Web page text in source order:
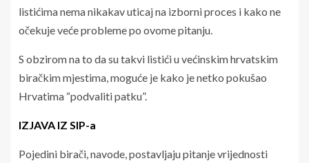
listićima nema nikakav uticaj na izborni proces i kako ne
očekuje veće probleme po ovome pitanju.
S obzirom na to da su takvi listići u većinskim hrvatskim
biračkim mjestima, moguće je kako je netko pokušao
Hrvatima “podvaliti patku”.
IZJAVA IZ SIP-a
Pojedini birači, navode, postavljaju pitanje vrijednosti